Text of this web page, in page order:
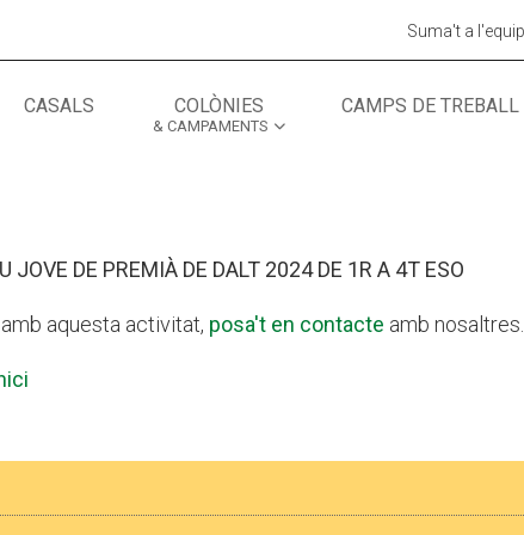
Suma't a l'equip
CASALS COLÒNIES
& CAMPAMENTS
CAMPS DE TREBALL
JOVE DE PREMIÀ DE DALT 2024 DE 1R A 4T ESO
aquesta activitat, posa't en contacte amb nosaltres.
MÓN ESCOLAR
ACTUALITAT
Notícies